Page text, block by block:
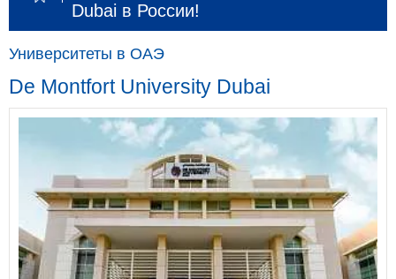
Dubai в России!
Университеты в ОАЭ
De Montfort University Dubai